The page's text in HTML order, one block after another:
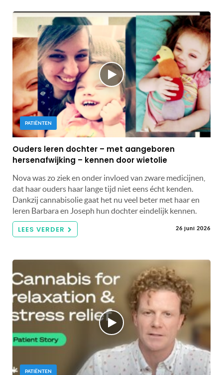
PATIËNTEN
Ouders leren dochter – met aangeboren
hersenafwijking – kennen door wietolie
Nova was zo ziek en onder invloed van zware medicijnen,
dat haar ouders haar lange tijd niet eens écht kenden.
Dankzij cannabisolie gaat het nu veel beter met haar en
leren Barbara en Joseph hun dochter eindelijk kennen.
LEES VERDER 26 juni 2026
PATIËNTEN